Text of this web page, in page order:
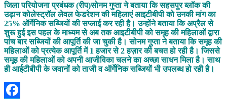
जिला परियोजना प्रबंधक (रीप)सोनम गुप्ता ने बताया कि सहसपुर ब्लॉक की
उड़ान कोलेस्ट्रॉल लेवल फेडरेशन की महिलाएं आइटीबीपी को उनकी मांग का
25% ऑर्गेनिक सब्जियों की सप्लाई कर रही है। उन्होंने बताया कि अप्रैल से
शुरू हुई इस पहल के माध्यम से अब तक आइटीबीपी को समूह की महिलाओं द्वारा
पांच बार सब्जियों की आपूर्ति की जा चुकी है। सोनम गुप्ता ने बताया कि समूह की
महिलाओं को प्रत्येक आपूर्ति में 1 हजार से 2 हज़ार की बचत हो रही है। जिससे
समूह की महिलाओं को अपनी आजीविका चलने का अच्छा साधन मिला है। साथ
ही आईटीबीपी के जवानों को ताजी व ऑर्गेनिक सब्जियों भी उपलब्ध हो रही है।